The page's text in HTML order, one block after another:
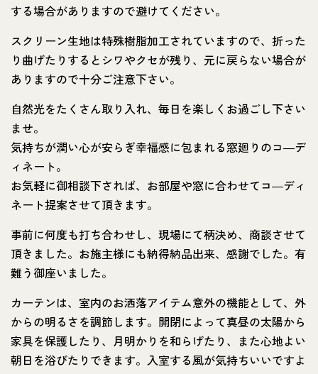
する場合がありますので避けてください。
スクリーン生地は特殊樹脂加工されていますので、折った
り曲げたりするとシワやクセが残り、元に戻らない場合が
ありますので十分ご注意下さい。
自然光をたくさん取り入れ、毎日を楽しくお過ごし下さい
ませ。
気持ちが潤い心が安らぎ幸福感に包まれる窓廻りのコ―デ
ィネート。
お気軽に御相談下されば、お部屋や窓に合わせてコ―ディ
ネート提案させて頂きます。
事前に何度も打ち合わせし、現場にて柄決め、商談させて
頂きました。お施主様にも納得納品出来、感謝でした。有
難う御座いました。
カーテンは、室内のお洒落アイテム意外の機能として、外
からの明るさを調節します。開閉によって真昼の太陽から
家具を保護したり、月明かりを和らげたり、また心地よい
朝日を浴びたりできます。入室する風が気持ちいいですよ